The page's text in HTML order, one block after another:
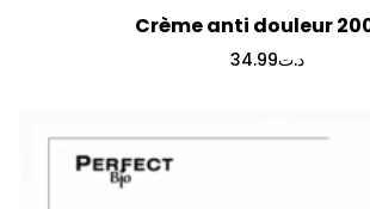
Crème anti douleur
د.ت34.99